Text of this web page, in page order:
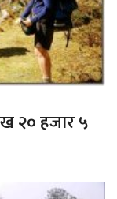
२० हजार ५